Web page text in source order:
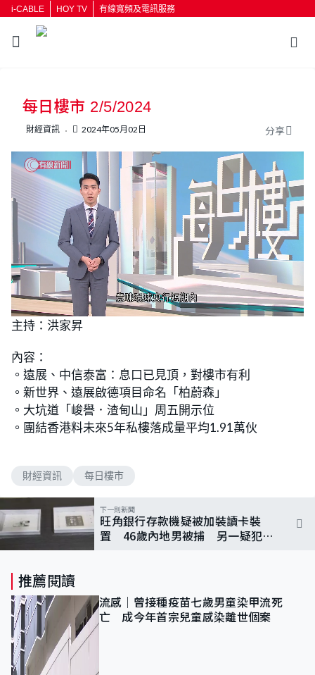
i-CABLE HOY TV 有線寬頻及電訊服務
每日樓市 2/5/2024
財經資訊 2024年05月02日 分享
n
m
u
L
o
.
3
1
%
主持：洪家昇
內容：
。遠展、中信泰富：息口已見頂，對樓市有利
。新世界、遠展啟德項目命名「柏蔚森」
。大坑道「峻譽．渣甸山」周五開示位
。團結香港料未來5年私樓落成量平均1.91萬伙
財經資訊 每日樓市
下一則新聞
旺角銀行存款機疑被加裝讀卡裝
置 46歲內地男被捕 另一疑犯已
推薦閱讀
流感｜曾接種疫苗七歲男童染甲流死
亡 成今年首宗兒童感染離世個案